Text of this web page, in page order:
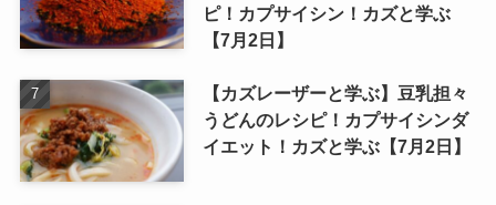
ピ！カプサイシン！カズと学ぶ
【7月2日】
【カズレーザーと学ぶ】豆乳担々
うどんのレシピ！カプサイシンダ
イエット！カズと学ぶ【7月2日】